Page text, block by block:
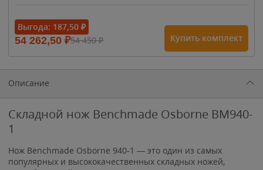
1 615₽
1 900₽1 900₽
Выгода: 187,50 ₽
54 262,50 ₽54 450₽ Купить комплект
Описание
Складной нож Benchmade Osborne BM940-
1
Нож Benchmade Osborne 940-1 — это один из самых
популярных и высококачественных складных ножей,